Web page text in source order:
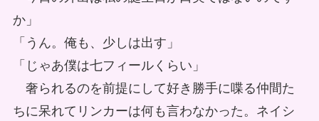
か」
「うん。俺も、少しは出す」
「じゃあ僕は七フィールくらい」
奢られるのを前提にして好き勝手に喋る仲間た
ちに呆れてリンカーは何も言わなかった。ネイシ